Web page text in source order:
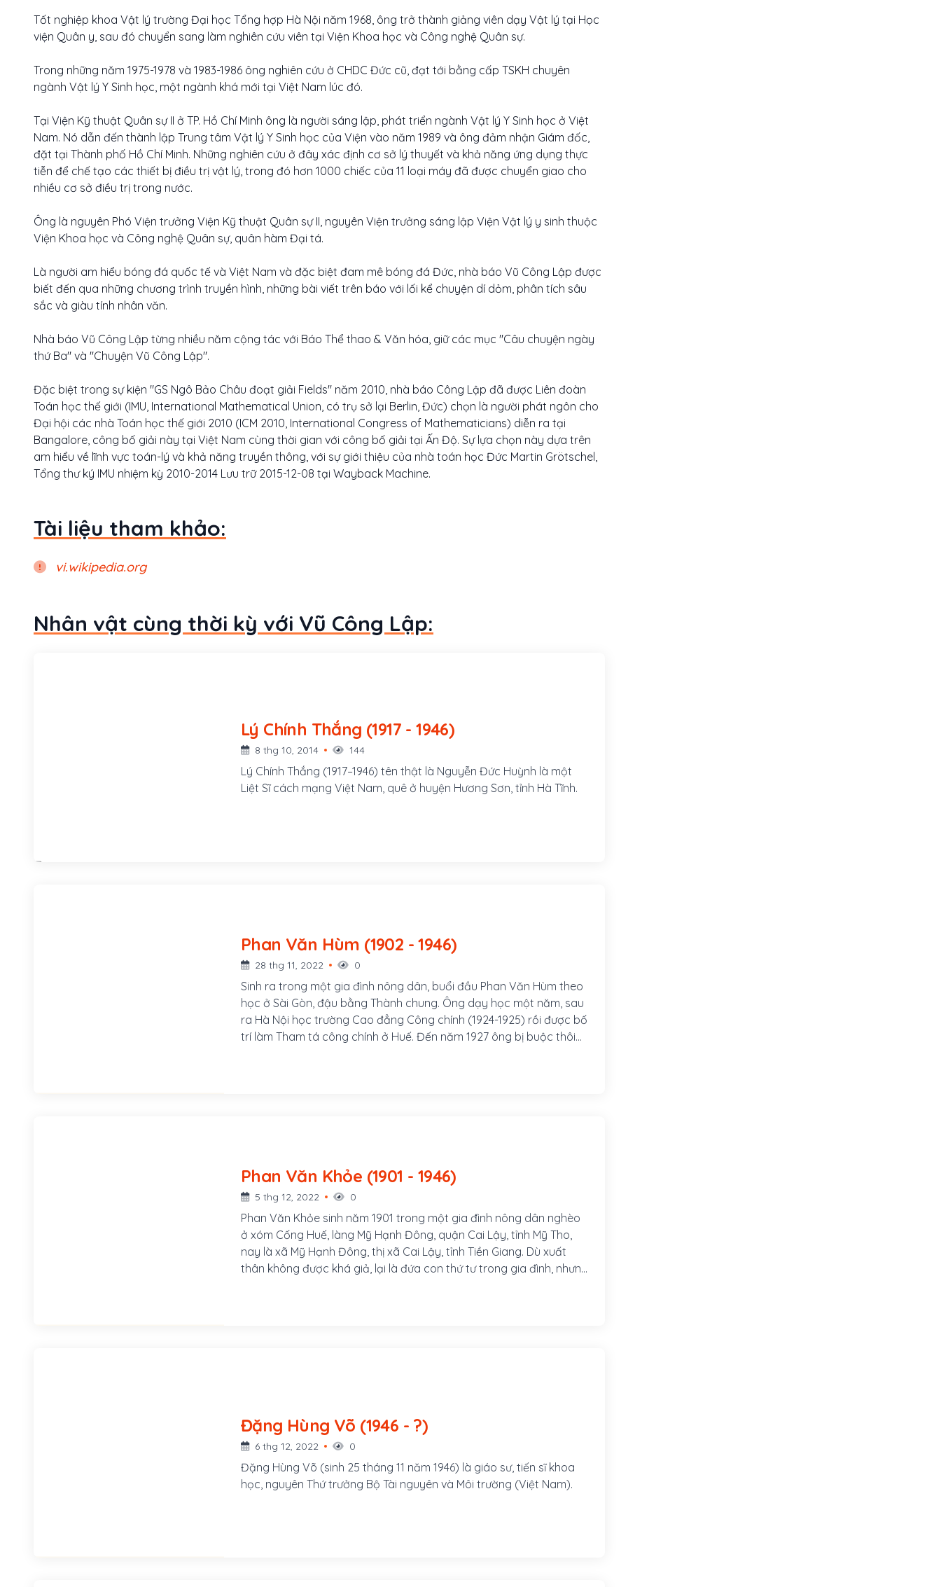
Tốt nghiệp khoa Vật lý trường Đại học Tổng hợp Hà Nội năm 1968, ông trở thành giảng viên dạy Vật lý tại Học
viện Quân y, sau đó chuyển sang làm nghiên cứu viên tại Viện Khoa học và Công nghệ Quân sự.
Trong những năm 1975-1978 và 1983-1986 ông nghiên cứu ở CHDC Đức cũ, đạt tới bằng cấp TSKH chuyên
ngành Vật lý Y Sinh học, một ngành khá mới tại Việt Nam lúc đó.
Tại Viện Kỹ thuật Quân sự II ở TP. Hồ Chí Minh ông là người sáng lập, phát triển ngành Vật lý Y Sinh học ở Việt
Nam. Nó dẫn đến thành lập Trung tâm Vật lý Y Sinh học của Viện vào năm 1989 và ông đảm nhận Giám đốc,
đặt tại Thành phố Hồ Chí Minh. Những nghiên cứu ở đây xác định cơ sở lý thuyết và khả năng ứng dụng thực
tiễn để chế tạo các thiết bị điều trị vật lý, trong đó hơn 1000 chiếc của 11 loại máy đã được chuyển giao cho
nhiều cơ sở điều trị trong nước.
Ông là nguyên Phó Viện trưởng Viện Kỹ thuật Quân sự II, nguyên Viện trưởng sáng lập Viện Vật lý y sinh thuộc
Viện Khoa học và Công nghệ Quân sự, quân hàm Đại tá.
Là người am hiểu bóng đá quốc tế và Việt Nam và đặc biệt đam mê bóng đá Đức, nhà báo Vũ Công Lập được
biết đến qua những chương trình truyền hình, những bài viết trên báo với lối kể chuyện dí dỏm, phân tích sâu
sắc và giàu tính nhân văn.
Nhà báo Vũ Công Lập từng nhiều năm cộng tác với Báo Thể thao & Văn hóa, giữ các mục "Câu chuyện ngày
thứ Ba" và "Chuyện Vũ Công Lập".
Đặc biệt trong sự kiện "GS Ngô Bảo Châu đoạt giải Fields" năm 2010, nhà báo Công Lập đã được Liên đoàn
Toán học thế giới (IMU, International Mathematical Union, có trụ sở lại Berlin, Đức) chọn là người phát ngôn cho
Đại hội các nhà Toán học thế giới 2010 (ICM 2010, International Congress of Mathematicians) diễn ra tại
Bangalore, công bố giải này tại Việt Nam cùng thời gian với công bố giải tại Ấn Độ. Sự lựa chọn này dựa trên
am hiểu về lĩnh vực toán-lý và khả năng truyền thông, với sự giới thiệu của nhà toán học Đức Martin Grötschel,
Tổng thư ký IMU nhiệm kỳ 2010-2014 Lưu trữ 2015-12-08 tại Wayback Machine.
Tài liệu tham khảo:
vi.wikipedia.org
Nhân vật cùng thời kỳ với Vũ Công Lập:
Lý Chính Thắng (1917 - 1946)
8 thg 10, 2014 144
Lý Chính Thắng (1917–1946) tên thật là Nguyễn Đức Huỳnh là một
Liệt Sĩ cách mạng Việt Nam, quê ở huyện Hương Sơn, tỉnh Hà Tĩnh.
Phan Văn Hùm (1902 - 1946)
28 thg 11, 2022 0
Sinh ra trong một gia đình nông dân, buổi đầu Phan Văn Hùm theo
học ở Sài Gòn, đậu bằng Thành chung. Ông dạy học một năm, sau
ra Hà Nội học trường Cao đẳng Công chính (1924-1925) rồi được bố
trí làm Tham tá công chính ở Huế. Đến năm 1927 ông bị buộc thôi
Phan Văn Khỏe (1901 - 1946)
5 thg 12, 2022 0
Phan Văn Khỏe sinh năm 1901 trong một gia đình nông dân nghèo
ở xóm Cống Huế, làng Mỹ Hạnh Đông, quận Cai Lậy, tỉnh Mỹ Tho,
nay là xã Mỹ Hạnh Đông, thị xã Cai Lậy, tỉnh Tiền Giang. Dù xuất
thân không được khá giả, lại là đứa con thứ tư trong gia đình, nhưng
Đặng Hùng Võ (1946 - ?)
6 thg 12, 2022 0
Đặng Hùng Võ (sinh 25 tháng 11 năm 1946) là giáo sư, tiến sĩ khoa
học, nguyên Thứ trưởng Bộ Tài nguyên và Môi trường (Việt Nam).